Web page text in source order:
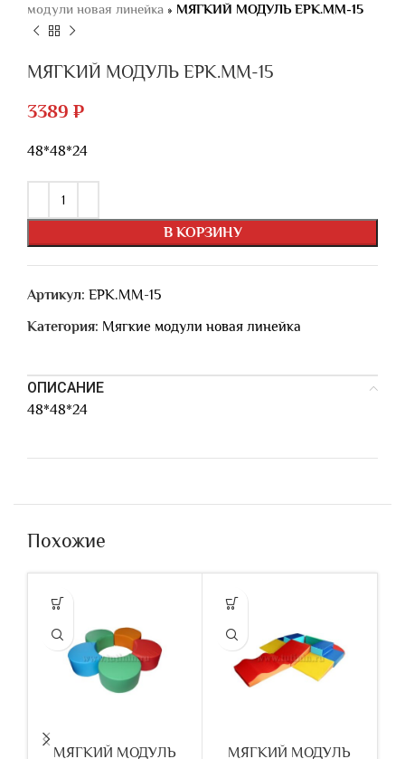
модули новая линейка » МЯГКИЙ МОДУЛЬ ЕРК.ММ-15
МЯГКИЙ МОДУЛЬ ЕРК.ММ-15
3389 ₽
48*48*24
В КОРЗИНУ
Артикул: ЕРК.ММ-15
Категория: Мягкие модули новая линейка
ОПИСАНИЕ
48*48*24
Похожие
МЯГКИЙ МОДУЛЬ МЯГКИЙ МОДУЛЬ